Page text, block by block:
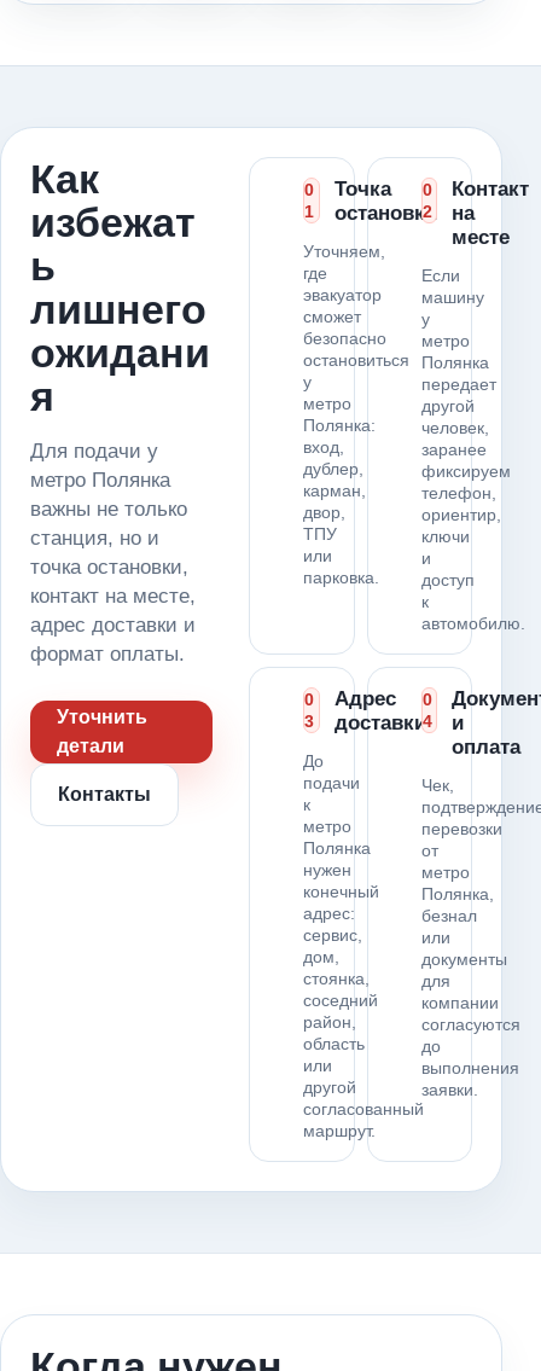
Как
избежат
ь
лишнего
ожидани
я
Для подачи у
метро Полянка
важны не только
станция, но и
точка остановки,
контакт на месте,
адрес доставки и
формат оплаты.
Уточнить
детали
Контакты
0
1
Точка
остановки
Уточняем,
где
эвакуатор
сможет
безопасно
остановиться
у
метро
Полянка:
вход,
дублер,
карман,
двор,
ТПУ
или
парковка.
0
2
Контакт
на
месте
Если
машину
у
метро
Полянка
передает
другой
человек,
заранее
фиксируем
телефон,
ориентир,
ключи
и
доступ
к
автомобилю.
0
3
Адрес
доставки
До
подачи
к
метро
Полянка
нужен
конечный
адрес:
сервис,
дом,
стоянка,
соседний
район,
область
или
другой
согласованный
маршрут.
0
4
и
оплата
Чек,
перевозки
от
метро
Полянка,
безнал
или
документы
для
компании
согласуются
до
выполнения
заявки.